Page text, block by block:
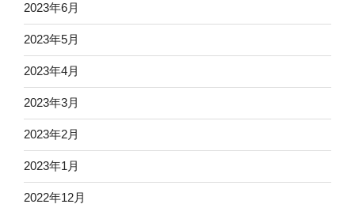
2023年6月
2023年5月
2023年4月
2023年3月
2023年2月
2023年1月
2022年12月